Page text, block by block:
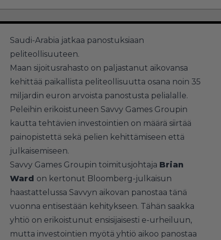
Saudi-Arabia jatkaa panostuksiaan
peliteollisuuteen.
Maan sijoitusrahasto on paljastanut aikovansa
kehittää paikallista peliteollisuutta osana noin 35
miljardin euron arvoista panostusta pelialalle.
Peleihin erikoistuneen Savvy Games Groupin
kautta tehtävien investointien on määrä siirtää
painopistettä sekä pelien kehittämiseen että
julkaisemiseen.
Savvy Games Groupin toimitusjohtaja Brian
Ward on kertonut Bloomberg-julkaisun
haastattelussa Savvyn aikovan panostaa tänä
vuonna entisestään kehitykseen. Tähän saakka
yhtiö on erikoistunut ensisijaisesti e-urheiluun,
mutta investointien myötä yhtiö aikoo panostaa